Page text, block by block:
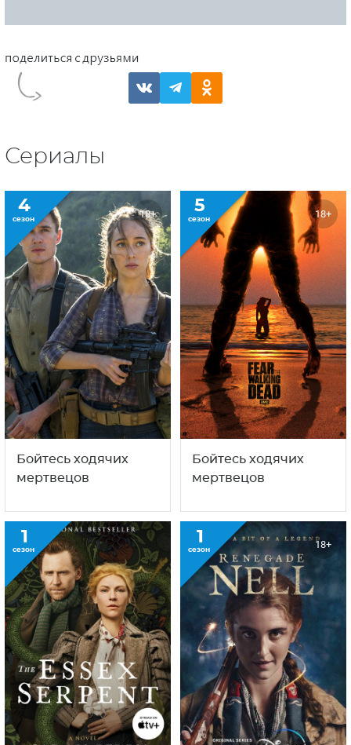
Сериалы
4
сезон 18+
Бойтесь ходячих
мертвецов
5
сезон 18+
Бойтесь ходячих
мертвецов
1
сезон
1
сезон 18+